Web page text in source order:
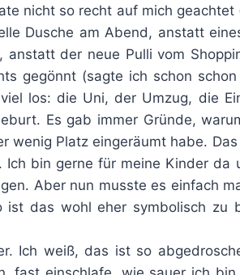
nicht so recht auf mich
Dusche am Abend, anstatt
anstatt der neue Pulli vom
gegönnt (sagte ich schon
los: die Uni, der Umzug, die
Es gab immer Gründe,
wenig Platz eingeräumt habe.
Ich bin gerne für meine Kinder da
Aber nun musste es einfach
ist das wohl eher symbolisch zu
Ich weiß, das ist so